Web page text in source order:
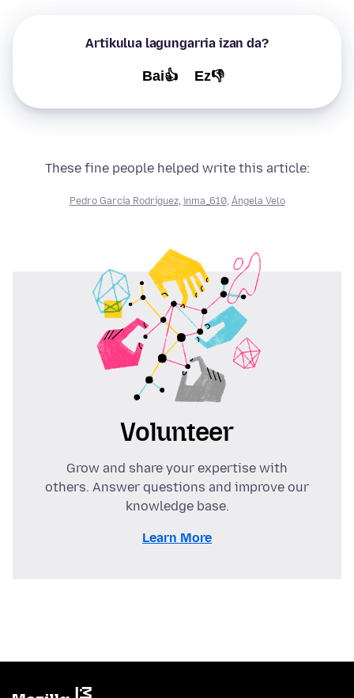
Artikulua lagungarria izan da?
Bai👍 Ez👎
These fine people helped write this article:
Pedro García Rodríguez, inma_610, Ángela Velo
Volunteer
Grow and share your expertise with
others. Answer questions and improve our
knowledge base.
Learn More